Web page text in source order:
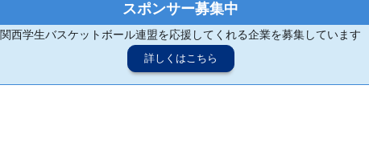
スポンサー募集中
関西学生バスケットボール連盟を応援してくれる企業を募集しています
詳しくはこちら